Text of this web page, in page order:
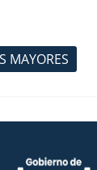
MAYORES